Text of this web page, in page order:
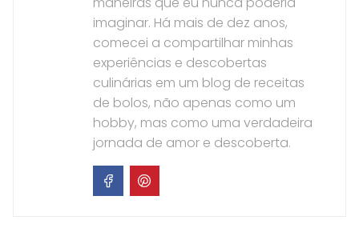
imaginar. Há mais de dez anos,
comecei a compartilhar minhas
experiências e descobertas
culinárias em um blog de receitas
de bolos, não apenas como um
hobby, mas como uma verdadeira
jornada de amor e descoberta.